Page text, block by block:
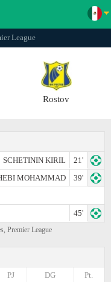
League
Rostov
SCHETININ KIRIL
21'
MOHAMMAD
39'
45'
Premier League
Pt.
DG
PJ